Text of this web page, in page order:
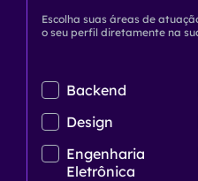
Escolha suas áreas de
o seu perfil diretamente na
Backend
Design
Engenharia
Eletrônica